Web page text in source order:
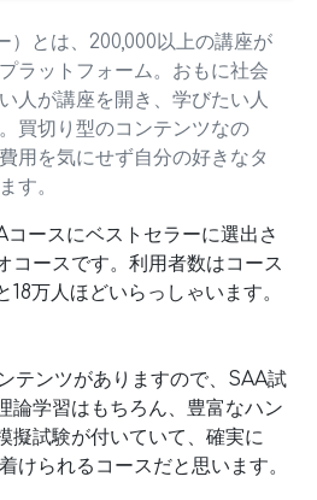
とは、200,000以上の講座が
ラットフォーム。おもに社会
人が講座を開き、学びたい人
買切り型のコンテンツなの
用を気にせず自分の好きなタ
す。
ースにベストセラーに選出さ
コースです。利用者数はコース
18万人ほどいらっしゃいます。
テンツがありますので、SAA試
論学習はもちろん、豊富なハン
擬試験が付いていて、確実に
けられるコースだと思います。